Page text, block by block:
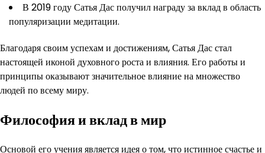
В 2019 году Сатья Дас получил награду за вклад в область
популяризации медитации.
Благодаря своим успехам и достижениям, Сатья Дас стал
настоящей иконой духовного роста и влияния. Его работы и
принципы оказывают значительное влияние на множество
людей по всему миру.
Философия и вклад в мир
Основой его учения является идея о том, что истинное счастье и